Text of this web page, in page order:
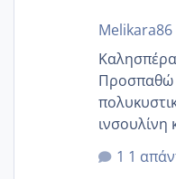
Melikara86
Προσπαθώ
ινσουλίνη
κιλά
δεν χάνω εύκολα!
1